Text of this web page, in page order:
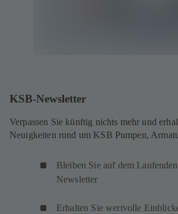
KSB-Newsletter
Verpassen Sie künftig nichts mehr und
Neuigkeiten rund um KSB Pumpen,
Bleiben Sie auf dem
Newsletter
Erhalten Sie wertvolle